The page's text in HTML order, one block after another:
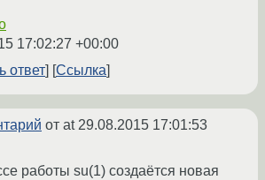
17:02:27 +00:00
ответ
Ссылка
от at29.08.2015 17:01:53
работы su(1) создаётся новая